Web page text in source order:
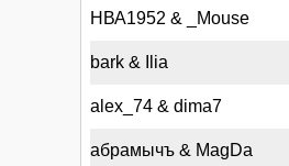
НВА1952 & _Mouse
bark & Ilia
alex_74 & dima7
абрамычъ & MagDa